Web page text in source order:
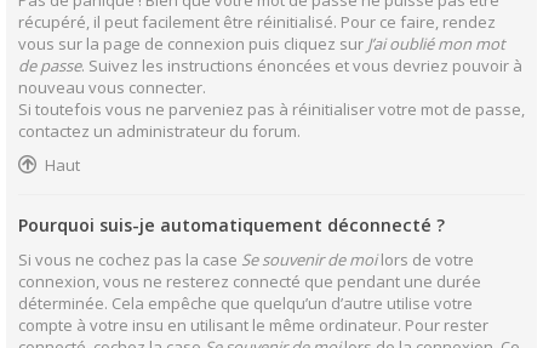
récupéré, il peut facilement être réinitialisé. Pour ce faire, rendez
vous sur la page de connexion puis cliquez sur J’ai oublié mon mot
de passe. Suivez les instructions énoncées et vous devriez pouvoir à
nouveau vous connecter.
Si toutefois vous ne parveniez pas à réinitialiser votre mot de passe,
contactez un administrateur du forum.
Haut
Pourquoi suis-je automatiquement déconnecté ?
Si vous ne cochez pas la case Se souvenir de moilors de votre
connexion, vous ne resterez connecté que pendant une durée
déterminée. Cela empêche que quelqu’un d’autre utilise votre
compte à votre insu en utilisant le même ordinateur. Pour rester